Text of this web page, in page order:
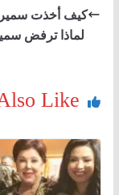
كيف أخذت سميرة
لماذا ترفض
Like